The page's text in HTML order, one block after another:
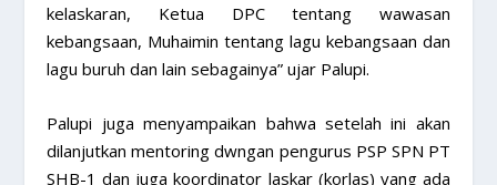
kelaskaran, Ketua DPC tentang wawasan
kebangsaan, Muhaimin tentang lagu kebangsaan dan
lagu buruh dan lain sebagainya” ujar Palupi.
Palupi juga menyampaikan bahwa setelah ini akan
dilanjutkan mentoring dwngan pengurus PSP SPN PT
SHB-1 dan juga koordinator laskar (korlas) yang ada